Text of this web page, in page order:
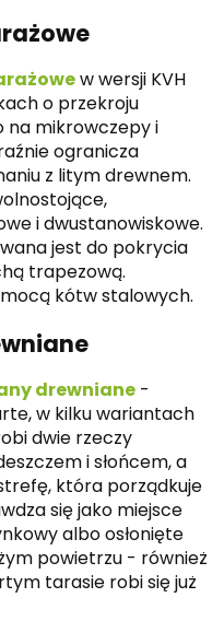
w wersji KVH
o przekroju
na mikrowczepy i
ogranicza
z litym drewnem.
i dwustanowiskowe.
jest do pokrycia
trapezową.
kótw stalowych.
drewniane -
w kilku wariantach
dwie rzeczy
i słońcem, a
która porządkuje
się jako miejsce
albo osłonięte
powietrzu - również
tarasie robi się już